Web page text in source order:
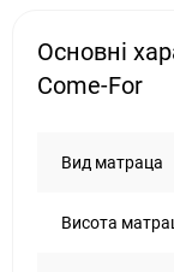
Підходить для
ліжок. За
розмір. У складі
хорошу
на одне
Основні
Come-For
Вид матраца
Висота